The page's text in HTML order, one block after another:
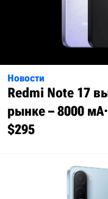
Новости
Redmi Note 17
рынке – 8000
$295